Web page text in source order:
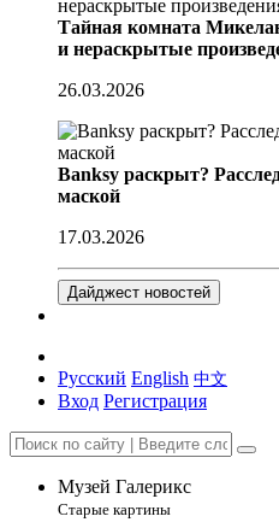
Тайная комната
и нераскрытые
26.03.2026
Banksy раскрыт?
маской
17.03.2026
Дайджест новостей
Русский English 中文
Вход Регистрация
Музей Галерикс
Старые картины